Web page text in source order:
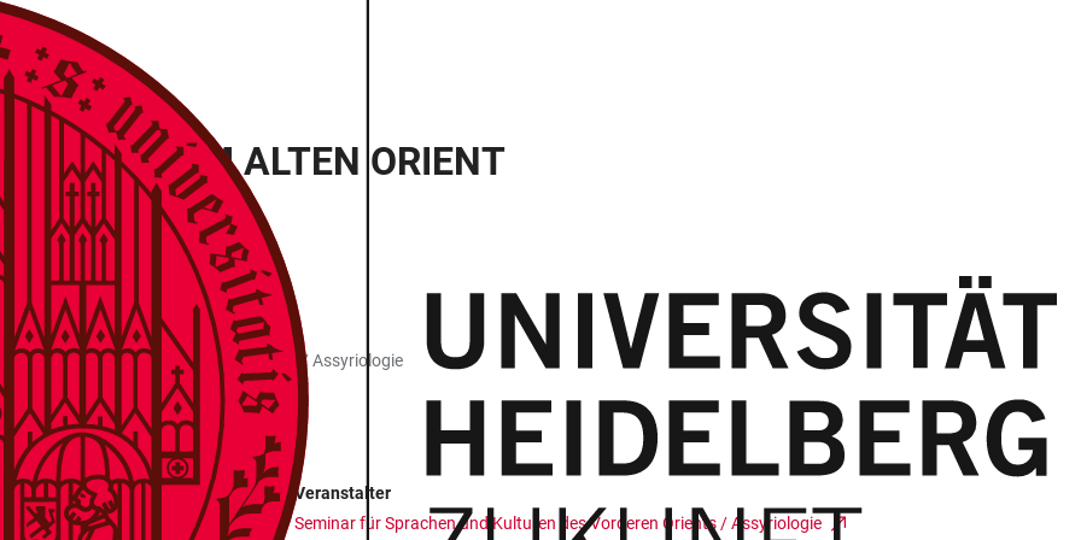
IM ALTEN ORIENT
und Kulturen des Vorderen Orients / Assyriologie
Veranstalter
Seminar für Sprachen und Kulturen des Vorderen Orients / Assyriologie